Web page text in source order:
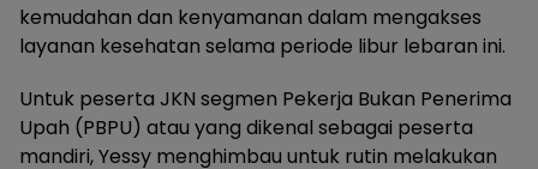
kemudahan dan kenyamanan dalam mengakses
layanan kesehatan selama periode libur lebaran ini.
Untuk peserta JKN segmen Pekerja Bukan Penerima
Upah (PBPU) atau yang dikenal sebagai peserta
mandiri, Yessy menghimbau untuk rutin melakukan